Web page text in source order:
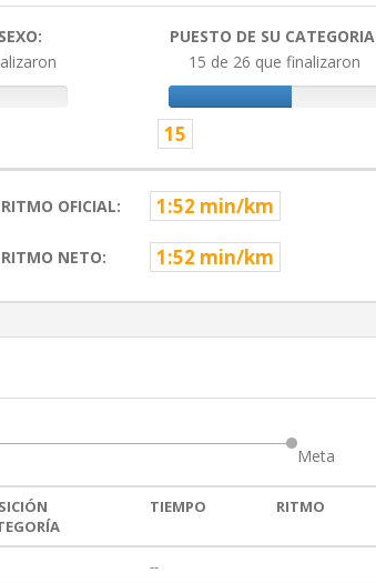
PUESTO DE SU
15 de 26 que finalizaron
15
RITMO OFICIAL: 1:52 min/km
RITMO NETO: 1:52 min/km
Meta
TIEMPO RITMO
--